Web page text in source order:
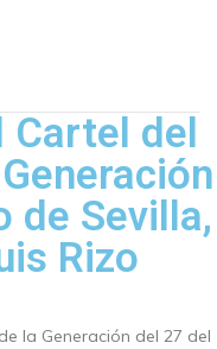
Cartel del
de Sevilla,
Rizo
la Generación del 27 del